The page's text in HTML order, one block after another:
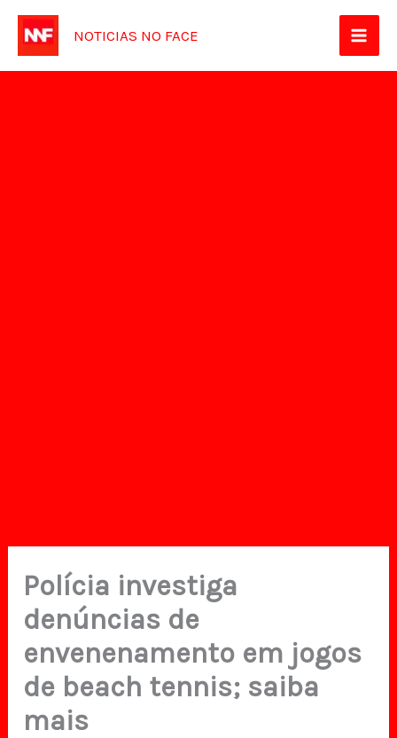
para
NOTICIAS NO FACE
Polícia investiga
denúncias de
envenenamento em jogos
de beach tennis; saiba
mais